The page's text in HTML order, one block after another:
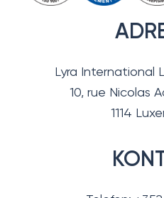
Lyra International
10, rue Nicolas
1114